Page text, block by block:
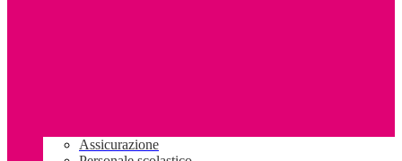
Assicurazione